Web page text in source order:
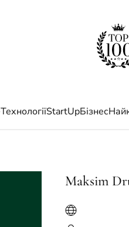
ТехнологіїStartUpБізнес
Maksim